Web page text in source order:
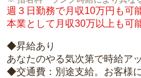
週３日勤務で月収10万円も可
本業として月収30万以上も可
◆昇給あり
あなたのやる気次第で時給ア
◆交通費：別途支給。お客様